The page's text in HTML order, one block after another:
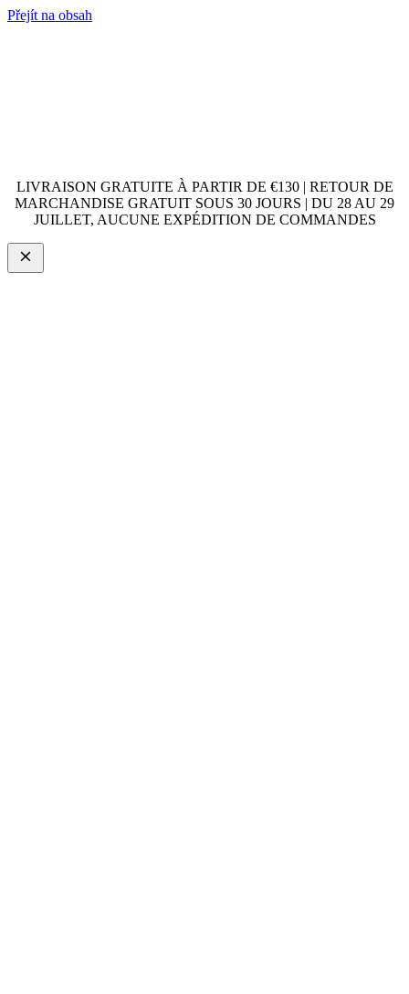
Přejít na obsah
LIVRAISON GRATUITE À PARTIR DE €130 | RETOUR DE
MARCHANDISE GRATUIT SOUS 30 JOURS | DU 28 AU 29
JUILLET, AUCUNE EXPÉDITION DE COMMANDES